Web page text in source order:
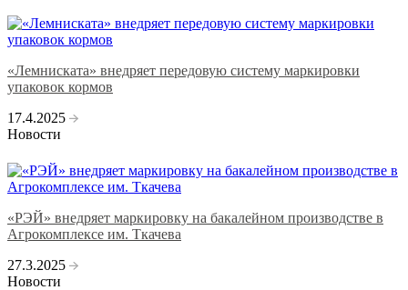
«Лемниската» внедряет передовую систему маркировки
упаковок кормов
17.4.2025
Новости
«РЭЙ» внедряет маркировку на бакалейном производстве в
Агрокомплексе им. Ткачева
27.3.2025
Новости